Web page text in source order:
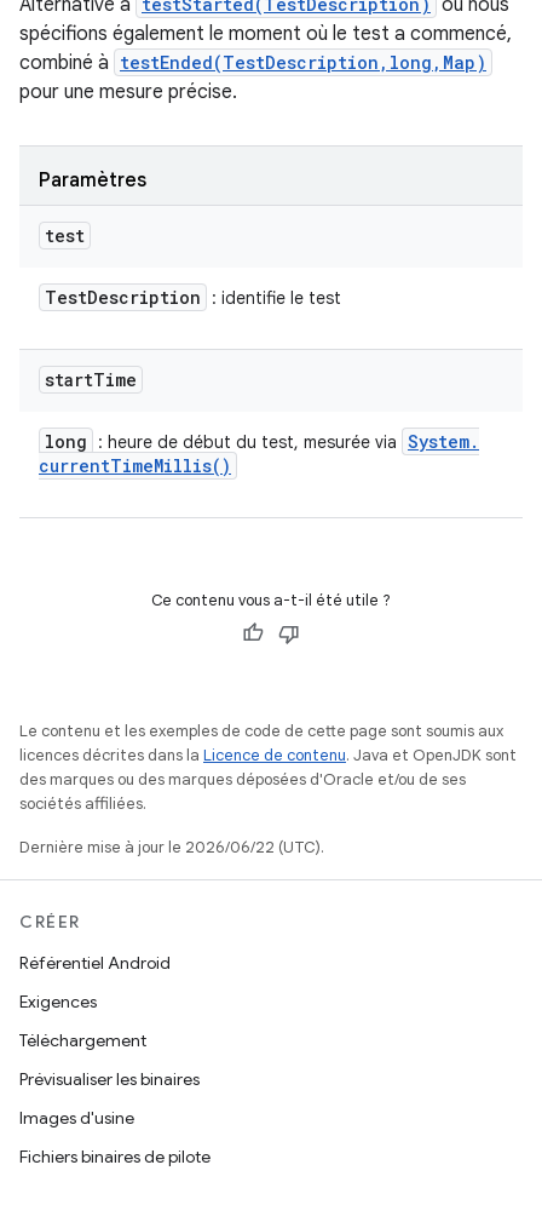
Alternative à
où nous
spécifions également le moment où le test a commencé,
combiné à testEnded(TestDescription,long,Map)
pour une mesure précise.
Paramètres
test
TestDescription : identifie le test
startTime
long : heure de début du test, mesurée via System.
currentTimeMillis( )
Ce contenu vous a-t-il été utile ?
Le contenu et les exemples de code de cette page sont soumis aux
licences décrites dans la Licence de contenu. Java et OpenJDK sont
des marques ou des marques déposées d'Oracle et/ou de ses
sociétés affiliées.
Dernière mise à jour le 2026/06/22 (UTC).
CRÉER
Référentiel Android
Exigences
Téléchargement
Prévisualiser les binaires
Images d'usine
Fichiers binaires de pilote